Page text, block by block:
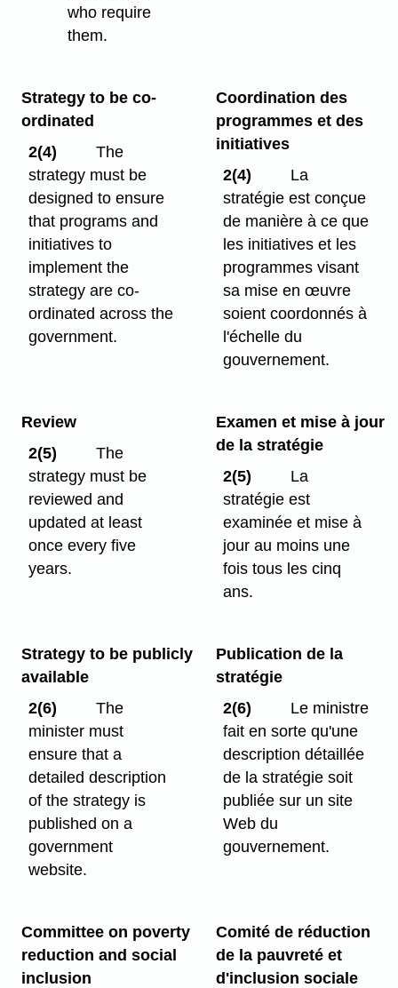
who require
them.
Strategy to be co-
ordinated
2(4)
The
strategy must be
designed to ensure
that programs and
initiatives to
implement the
strategy are co-
ordinated across the
government.
Coordination des
programmes et des
initiatives
2(4)
La
stratégie est conçue
de manière à ce que
les initiatives et les
programmes visant
sa mise en œuvre
soient coordonnés à
l'échelle du
gouvernement.
Review
2(5)
The
strategy must be
reviewed and
updated at least
once every five
years.
Examen et mise à jour
de la stratégie
2(5)
La
stratégie est
examinée et mise à
jour au moins une
fois tous les cinq
ans.
Strategy to be publicly
available
2(6)
The
minister must
ensure that a
detailed description
of the strategy is
published on a
government
website.
Publication de la
stratégie
2(6)
Le ministre
fait en sorte qu'une
description détaillée
de la stratégie soit
publiée sur un site
Web du
gouvernement.
Committee on poverty
reduction and social
inclusion
Comité de réduction
de la pauvreté et
d'inclusion sociale